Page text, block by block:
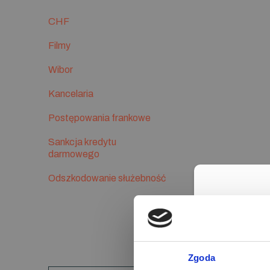
Zgoda
CHF
Filmy
Wibor
Kancelaria
Postępowania frankowe
Sankcja kredytu
darmowego
Odszkodowanie służebność